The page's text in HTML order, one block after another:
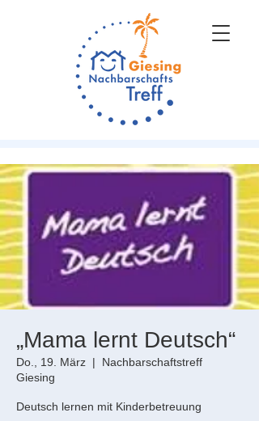
„Mama lernt Deutsch“
Do., 19. März
  |
Nachbarschaftstreff
Giesing
Deutsch lernen mit Kinderbetreuung